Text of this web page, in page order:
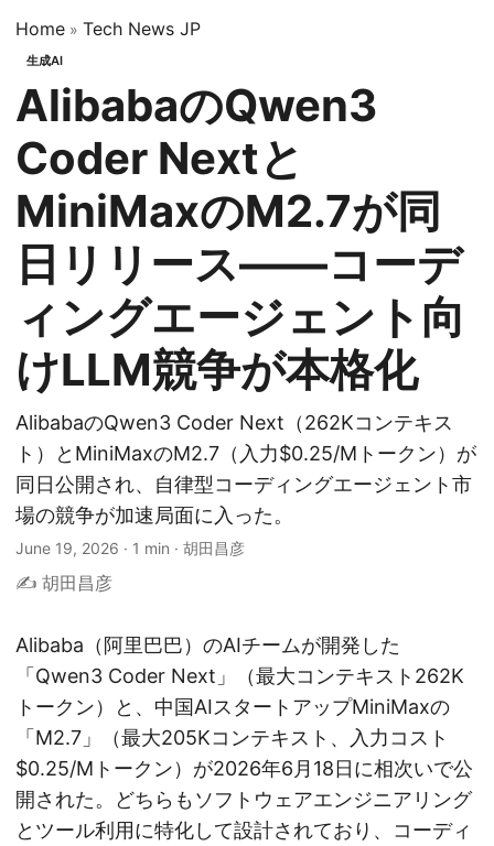
Home » Tech News JP
生成AI
AlibabaのQwen3
Coder Nextと
MiniMaxのM2.7が同
日リリース——コーデ
ィングエージェント向
けLLM競争が本格化
AlibabaのQwen3 Coder Next（262Kコンテキス
ト）とMiniMaxのM2.7（入力$0.25/Mトークン）が
同日公開され、自律型コーディングエージェント市
場の競争が加速局面に入った。
June 19, 2026 · 1 min · 胡田昌彦
✍️ 胡田昌彦
Alibaba（阿里巴巴）のAIチームが開発した
「Qwen3 Coder Next」（最大コンテキスト262K
トークン）と、中国AIスタートアップMiniMaxの
「M2.7」（最大205Kコンテキスト、入力コスト
$0.25/Mトークン）が2026年6月18日に相次いで公
開された。どちらもソフトウェアエンジニアリング
とツール利用に特化して設計されており、コーディ